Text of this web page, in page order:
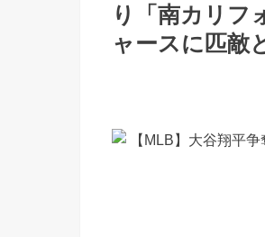
り「南カリフ
ャースに匹敵